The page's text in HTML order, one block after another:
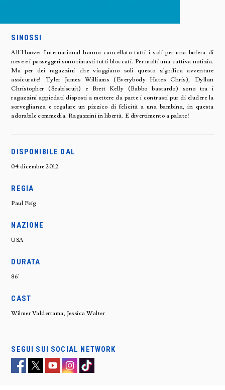
SINOSSI
All’Hoover International hanno cancellato tutti i voli per una bufera di
neve e i passeggeri sono rimasti tutti bloccati. Per molti una cattiva notizia.
Ma per dei ragazzini che viaggiano soli questo significa avventure
assicurate! Tyler James Williams (Everybody Hates Chris), Dyllan
Christopher (Seabiscuit) e Brett Kelly (Babbo bastardo) sono tra i
ragazzini appiedati disposti a mettere da parte i contrasti pur di eludere la
sorveglianza e regalare un pizzico di felicità a una bambina, in questa
adorabile commedia. Ragazzini in libertà. E divertimento a palate!
DISPONIBILE DAL
04 dicembre 2012
REGIA
Paul Feig
NAZIONE
USA
DURATA
86'
CAST
Wilmer Valderrama, Jessica Walter
SEGUI SUI SOCIAL NETWORK